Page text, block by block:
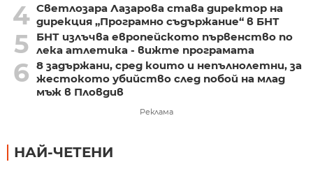
4 Светлозара Лазарова става директор на
дирекция „Програмно съдържание“ в БНТ
5
БНТ излъчва европейското първенство по
лека атлетика - вижте програмата
6 8 задържани, сред които и непълнолетни, за
жестокото убийство след побой на млад
мъж в Пловдив
Реклама
НАЙ-ЧЕТЕНИ